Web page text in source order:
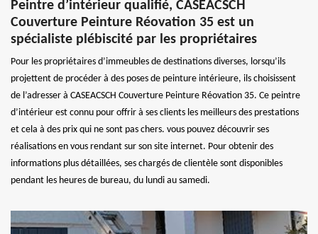
Peintre d’intérieur qualifié, CASEACSCH
Couverture Peinture Réovation 35 est un
spécialiste plébiscité par les propriétaires
Pour les propriétaires d’immeubles de destinations diverses, lorsqu’ils
projettent de procéder à des poses de peinture intérieure, ils choisissent
de l’adresser à CASEACSCH Couverture Peinture Réovation 35. Ce peintre
d’intérieur est connu pour offrir à ses clients les meilleurs des prestations
et cela à des prix qui ne sont pas chers. vous pouvez découvrir ses
réalisations en vous rendant sur son site internet. Pour obtenir des
informations plus détaillées, ses chargés de clientèle sont disponibles
pendant les heures de bureau, du lundi au samedi.